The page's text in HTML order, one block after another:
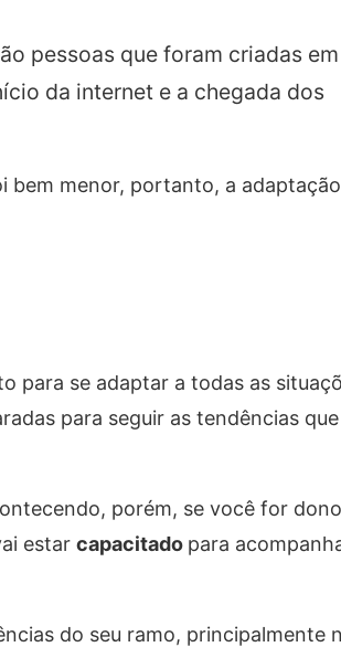
pessoas que foram criadas
da internet e a chegada dos
bem menor, portanto, a
para se adaptar a todas as
para seguir as tendências
porém, se você for
estar capacitado para
do seu ramo, principalmente